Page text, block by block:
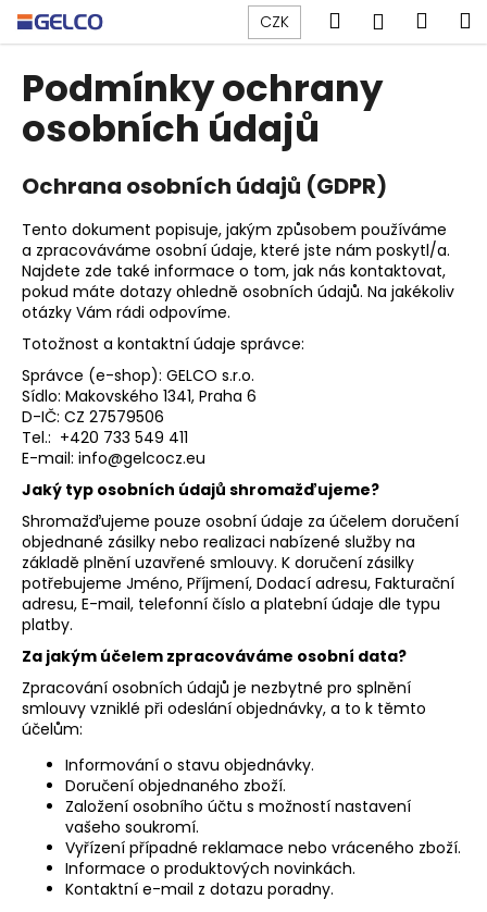
Přejít
na
obsah
CZK Hledat
Podmínky ochrany
osobních údajů
Ochrana osobních údajů (GDPR)
Tento dokument popisuje, jakým způsobem používáme
a zpracováváme osobní údaje, které jste nám poskytl/a.
Najdete zde také informace o tom, jak nás kontaktovat,
pokud máte dotazy ohledně osobních údajů. Na jakékoliv
otázky Vám rádi odpovíme.
Totožnost a kontaktní údaje správce:
Správce (e-shop): GELCO s.r.o.
Sídlo: Makovského 1341, Praha 6
D-IČ: CZ 27579506
Tel.: +420 733 549 411
E-mail: info@gelcocz.eu
Jaký typ osobních údajů shromažďujeme?
Shromažďujeme pouze osobní údaje za účelem doručení
objednané zásilky nebo realizaci nabízené služby na
základě plnění uzavřené smlouvy. K doručení zásilky
potřebujeme Jméno, Příjmení, Dodací adresu, Fakturační
adresu, E-mail, telefonní číslo a platební údaje dle typu
platby.
Za jakým účelem zpracováváme osobní data?
Zpracování osobních údajů je nezbytné pro splnění
smlouvy vzniklé při odeslání objednávky, a to k těmto
účelům:
Informování o stavu objednávky.
Doručení objednaného zboží.
Založení osobního účtu s možností nastavení
vašeho soukromí.
Vyřízení případné reklamace nebo vráceného zboží.
Informace o produktových novinkách.
Kontaktní e-mail z dotazu poradny.
o
C
o
p
o
t
ř
e
b
u
j
e
t
e
n
a
j
í
t
?